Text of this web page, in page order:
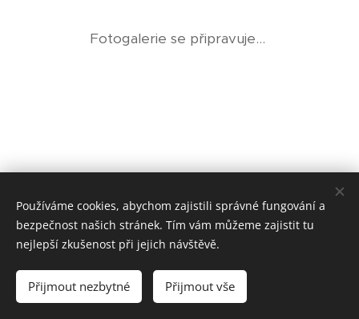
Fotogalerie se připravuje...
© 2024ZŠ Mníšek pod Brdy 886.Všechna práva vyhrazena.
Cookies
Používáme cookies, abychom zajistili správné fungování a
bezpečnost našich stránek. Tím vám můžeme zajistit tu
nejlepší zkušenost při jejich návštěvě.
Přijmout nezbytné Přijmout vše